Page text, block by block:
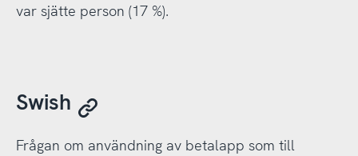
var sjätte person (17 %).
Swish
Frågan om användning av betalapp som till